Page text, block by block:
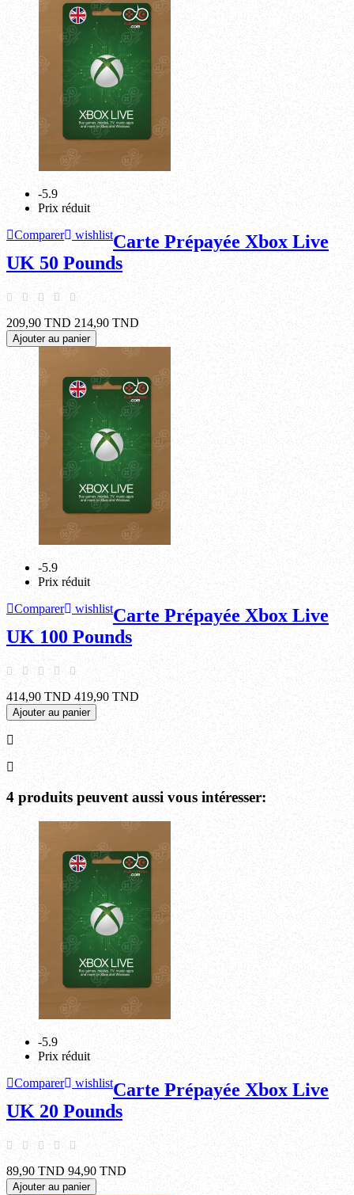
-5.9
Prix réduit
Comparer
wishlistCarte Prépayée Xbox Live
UK 50 Pounds
209,90 TND 214,90 TND
Ajouter au panier
-5.9
Prix réduit
Comparer
wishlistCarte Prépayée Xbox Live
UK 100 Pounds
414,90 TND 419,90 TND
Ajouter au panier
4 produits peuvent aussi vous intéresser:
-5.9
Prix réduit
Comparer
wishlistCarte Prépayée Xbox Live
UK 20 Pounds
89,90 TND 94,90 TND
Ajouter au panier